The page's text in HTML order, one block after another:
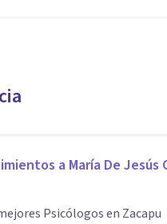
a María De
Psicólogos en Zacapu